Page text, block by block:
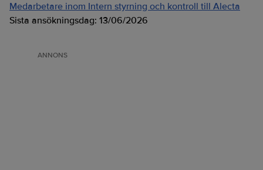
Medarbetare inom Intern styrning och kontroll till Alecta
Sista ansökningsdag: 13/06/2026
ANNONS